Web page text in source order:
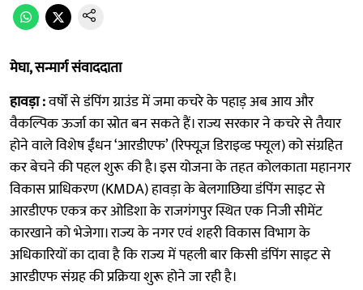
मेघा, सन्मार्ग संवाददाता
हावड़ा :वर्षों से डंपिंग ग्राउंड में जमा कचरे के पहाड़ अब आय और
वैकल्पिक ऊर्जा का स्रोत बन सकते हैं। राज्य सरकार ने कचरे से तैयार
होने वाले विशेष ईंधन ‘आरडीएफ’ (रिफ्यूज़ डिराइव्ड फ्यूल) को संग्रहित
कर बेचने की पहल शुरू की है। इस योजना के तहत कोलकाता महानगर
विकास प्राधिकरण (KMDA) हावड़ा के बेलगाछिया डंपिंग साइट से
आरडीएफ एकत्र कर ओडिशा के राजगंगपुर स्थित एक निजी सीमेंट
कारखाने को भेजेगा। राज्य के नगर एवं शहरी विकास विभाग के
अधिकारियों का दावा है कि राज्य में पहली बार किसी डंपिंग साइट से
आरडीएफ संग्रह की प्रक्रिया शुरू होने जा रही है।